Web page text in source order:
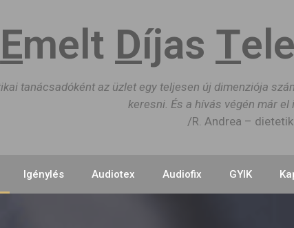
Emelt Díjas T
tanácsadóként az üzlet egy teljesen új dimenziója
keresni. És a hívás végén már el
/R. Andrea –
Igénylés Audiotex Audiofix GYIK